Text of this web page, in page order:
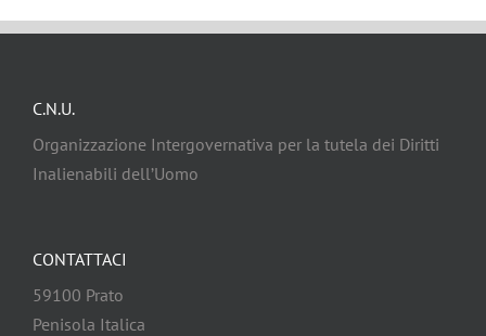
C.N.U.
Organizzazione Intergovernativa per la tutela dei Diritti
Inalienabili dell’Uomo
CONTATTACI
59100 Prato
Penisola Italica